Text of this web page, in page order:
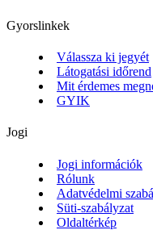
Gyorslinkek
Válassza ki jegyét
Látogatási időrend
Mit érdemes
GYIK
Jogi
Jogi információk
Rólunk
Adatvédelmi
Süti-szabályzat
Oldaltérkép